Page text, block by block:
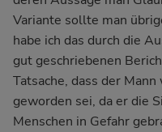
Variante sollte man
habe ich das durch die
gut geschriebenen
Tatsache, dass der
geworden sei, da er die
Menschen in Gefahr